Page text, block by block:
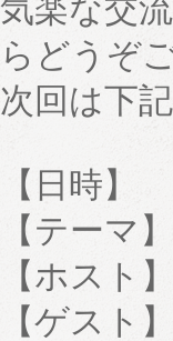
気楽な交
らどうぞ
次回は下
【日時】
【テー
【ホスト
【ゲスト